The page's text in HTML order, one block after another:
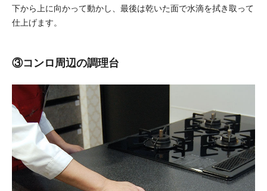
下から上に向かって動かし、最後は乾いた面で水滴を拭き取って
仕上げます。
③コンロ周辺の調理台